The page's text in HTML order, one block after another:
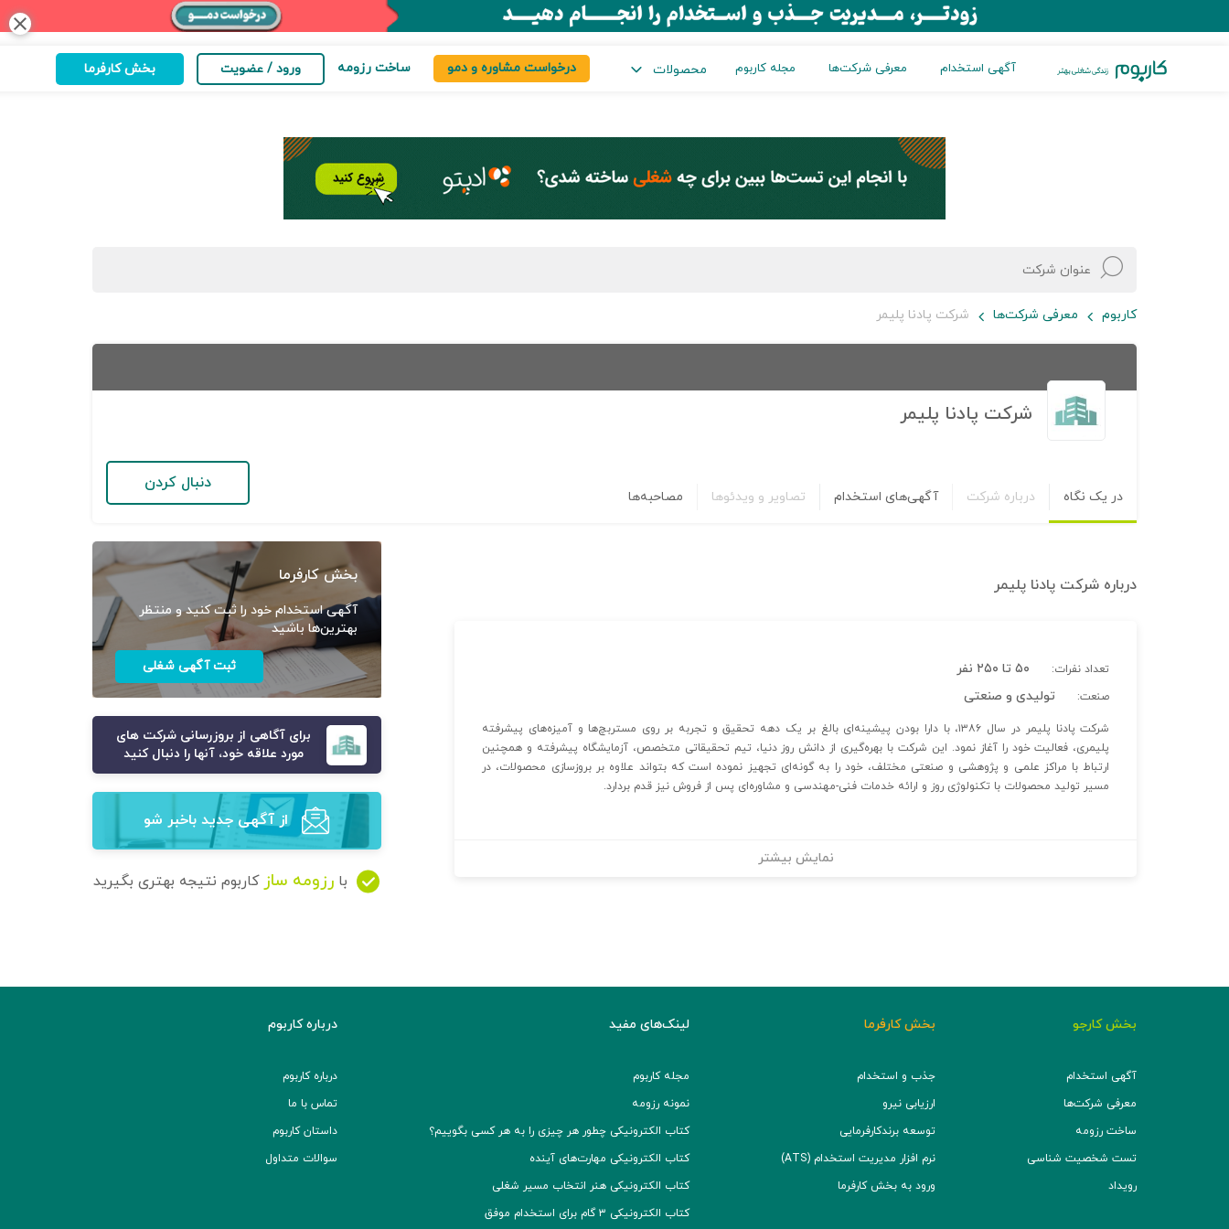
close
آگهی استخدام معرفی شرکت‌ها مجله کاربوم محصولات درخواست مشاوره و دمو ساخت رزومه ورود / عضویت بخش کارفرما
کاربوم معرفی شرکت‌ها شرکت پادنا پلیمر
شرکت پادنا پلیمر
در یک نگاه درباره شرکت آگهی‌های استخدام تصاویر و ویدئوها مصاحبه‌ها
دنبال کردن
درباره شرکت پادنا پلیمر
تعداد نفرات: ۵۰ تا ۲۵۰ نفر
صنعت: تولیدی و صنعتی
شرکت پادنا پلیمر در سال ۱۳۸۶، با دارا بودن پیشینه‌ای بالغ بر یک دهه تحقیق و تجربه بر روی مستربچ‌ها و آمیزه‌های پیشرفته
پلیمری، فعالیت خود را آغاز نمود. این شرکت با بهره‌گیری از دانش روز دنیا، تیم تحقیقاتی متخصص، آزمایشگاه پیشرفته و همچنین
ارتباط با مراکز علمی و پژوهشی و صنعتی مختلف، خود را به گونه‌ای تجهیز نموده است که بتواند علاوه بر بروزسازی محصولات، در
مسیر تولید محصولات با تکنولوژی روز و ارائه خدمات فنی-مهندسی و مشاوره‌ای پس از فروش نیز قدم‌ بردارد.
نمایش بیشتر
بخش کارفرما
آگهی استخدام خود را ثبت کنید و منتظر
بهترین‌ها باشید
ثبت آگهی شغلی
برای آگاهی از بروزرسانی شرکت های
مورد علاقه خود، آنها را دنبال کنید
از آگهی‌ جدید باخبر شو
با رزومه ساز کاربوم نتیجه بهتری بگیرید
بخش کارجو
آگهی استخدام
معرفی شرکت‌ها
ساخت رزومه
تست شخصیت شناسی
رویداد
بخش کارفرما
جذب و استخدام
ارزیابی نیرو
توسعه برند‌کارفرمایی
نرم افزار مدیریت استخدام (ATS)
ورود به بخش کارفرما
لینک‌های مفید
مجله کاربوم
نمونه رزومه
کتاب الکترونیکی چطور هر چیزی را به هر کسی بگوییم؟
کتاب الکترونیکی مهارت‌های آینده
کتاب الکترونیکی هنر انتخاب مسیر شغلی
کتاب الکترونیکی ۳ گام برای استخدام موفق
درباره کاربوم
درباره کاربوم
تماس با ما
داستان کاربوم
سوالات متداول